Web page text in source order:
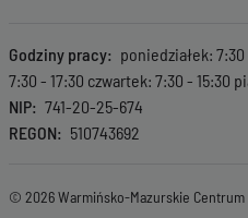
Godziny pracy
poniedziałek:
7:30 - 17:30 czwartek: 7:30 - 15:30
NIP
741-20-25-674
REGON
510743692
© 2026 Warmińsko-Mazurskie